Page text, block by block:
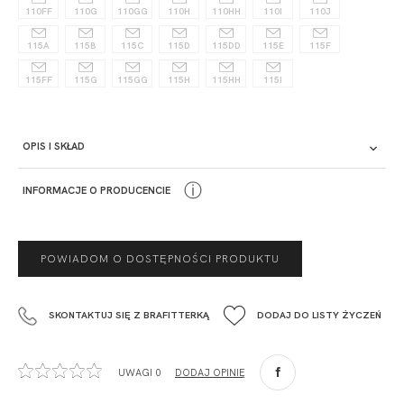
110FF 110G 110GG 110H 110HH 110I 110J
115A 115B 115C 115D 115DD 115E 115F
115FF 115G 115GG 115H 115HH 115I
OPIS I SKŁAD
INFORMACJE O PRODUCENCIE
Fashiontex Group Sp.z o.o. Spółka komandytowa
+48 42 719 43 15
Ul. Sienkiewicza 73 lok. 7,
90-057
ⓘ
POWIADOM O DOSTĘPNOŚCI PRODUKTU
SKONTAKTUJ SIĘ Z BRAFITTERKĄ DODAJ DO LISTY ŻYCZEŃ
UWAGI 0 DODAJ OPINIĘ